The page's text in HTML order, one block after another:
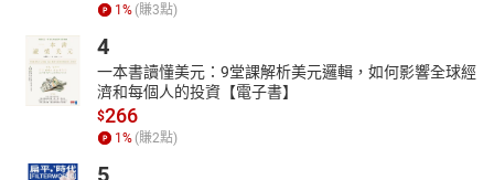
1% (賺3點)
4
一本書讀懂美元：9堂課解析美元邏輯，如何影響全球經
濟和每個人的投資【電子書】
$266
1% (賺2點)
5